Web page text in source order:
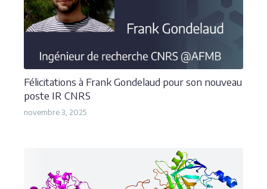
Félicitations à Frank Gondelaud pour son nouveau
poste IR CNRS
novembre 3, 2025